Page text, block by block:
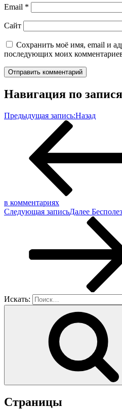
Email *
Сайт
Сохранить моё имя, email и
последующих моих
Навигация по
Предыдущая запись:Назад
в комментариях
Следующая записьДалее
Искать:
Страницы